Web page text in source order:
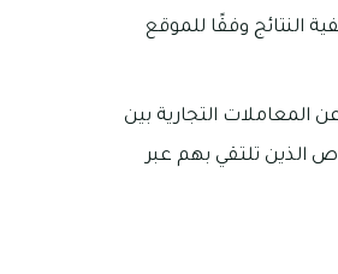
النتائج وفقًا للموقع
المعاملات التجارية بين
الذين تلتقي بهم عبر